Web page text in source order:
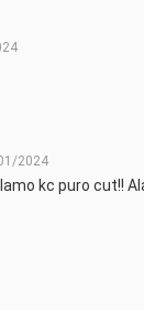
2024
kc puro cut!!